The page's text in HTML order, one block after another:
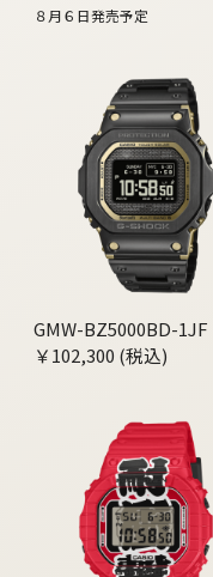
８月６日発売予定
GMW-BZ5000BD-1JF
￥102,300 (税込)